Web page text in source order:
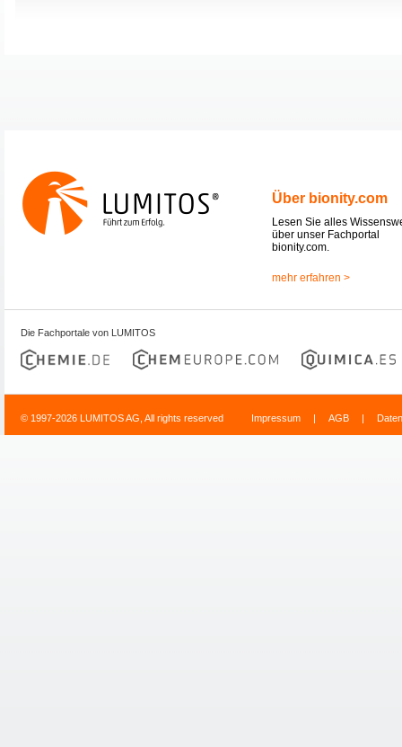
Über bionity.com
Lesen Sie alles
über unser Fachportal
bionity.com.
mehr erfahren >
Die Fachportale von LUMITOS
© 1997-2026 LUMITOS AG, All rights reserved Impressum | AGB |